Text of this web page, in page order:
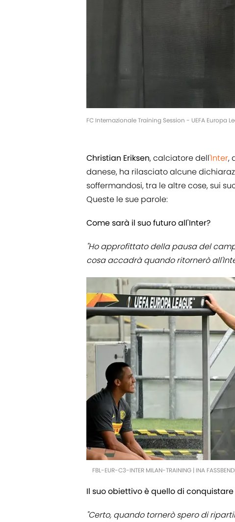
FC Internazionale Training Session - UEFA Europa
Christian Eriksen, calciatore dell'Inter,
danese, ha rilasciato alcune
soffermandosi, tra le altre cose, sui
Queste le sue parole:
Come sarà il suo futuro all'Inter?
"Ho approfittato della pausa del
cosa accadrà quando ritornerò
FBL-EUR-C3-INTER MILAN-TRAINING | INA
Il suo obiettivo è quello di
"Certo, quando tornerò spero di